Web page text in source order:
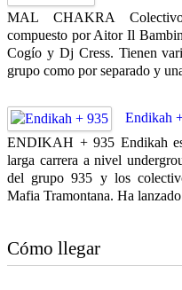
MAL CHAKRA
compuesto por Aitor Il
Cogío y Dj Cress. Tienen
grupo como por separado y
Endikah
ENDIKAH + 935 Endikah
larga carrera a nivel
del grupo 935 y los
Mafia Tramontana. Ha
Cómo llegar